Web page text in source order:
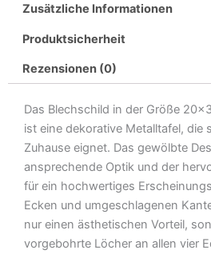
dads
Papa
Werkstatt
Menge
Zusätzliche Informationen
Produktsicherheit
Rezensionen (0)
Das Blechschild in der Größe
ist eine dekorative Metalltafel, die
Zuhause eignet. Das gewölbte
ansprechende Optik und der
für ein hochwertiges
Ecken und umgeschlagenen
nur einen ästhetischen Vorteil,
vorgebohrte Löcher an allen vier